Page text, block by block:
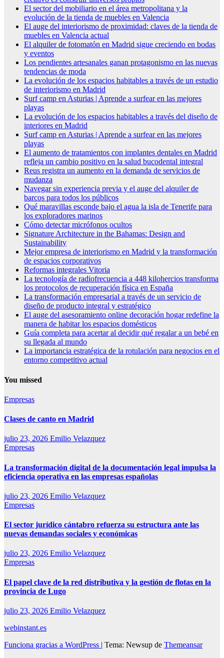
El sector del mobiliario en el área metropolitana y la
evolución de la tienda de muebles en Valencia
El auge del interiorismo de proximidad: claves de la tienda de
muebles en Valencia actual
El alquiler de fotomatón en Madrid sigue creciendo en bodas
y eventos
Los pendientes artesanales ganan protagonismo en las nuevas
tendencias de moda
La evolución de los espacios habitables a través de un estudio
de interiorismo en Madrid
Surf camp en Asturias | Aprende a surfear en las mejores
playas
La evolución de los espacios habitables a través del diseño de
interiores en Madrid
Surf camp en Asturias | Aprende a surfear en las mejores
playas
El aumento de tratamientos con implantes dentales en Madrid
refleja un cambio positivo en la salud bucodental integral
Reus registra un aumento en la demanda de servicios de
mudanza
Navegar sin experiencia previa y el auge del alquiler de
barcos para todos los públicos
Qué maravillas esconde bajo el agua la isla de Tenerife para
los exploradores marinos
Cómo detectar micrófonos ocultos
Signature Architecture in the Bahamas: Design and
Sustainability
Mejor empresa de interiorismo en Madrid y la transformación
de espacios corporativos
Reformas integrales Vitoria
La tecnología de radiofrecuencia a 448 kilohercios transforma
los protocolos de recuperación física en España
La transformación empresarial a través de un servicio de
diseño de producto integral y estratégico
El auge del asesoramiento online decoración hogar redefine la
manera de habitar los espacios domésticos
Guía completa para acertar al decidir qué regalar a un bebé en
su llegada al mundo
La importancia estratégica de la rotulación para negocios en el
entorno competitivo actual
You missed
Empresas
Clases de canto en Madrid
julio 23, 2026 Emilio Velazquez
Empresas
La transformación digital de la documentación legal impulsa la
eficiencia operativa en las empresas españolas
julio 23, 2026 Emilio Velazquez
Empresas
El sector jurídico cántabro refuerza su estructura ante las
nuevas demandas sociales y económicas
julio 23, 2026 Emilio Velazquez
Empresas
El papel clave de la red distributiva y la gestión de flotas en la
provincia de Lugo
julio 23, 2026 Emilio Velazquez
webinstant.es
Funciona gracias a WordPress | Tema: Newsup de Themeansar